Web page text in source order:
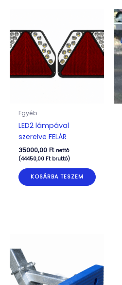
Egyéb
LED2 lámpával
szerelve FELÁR
35000,00 Ft nettó
(44450,00 Ftbruttó)
KOSÁRBA TESZEM